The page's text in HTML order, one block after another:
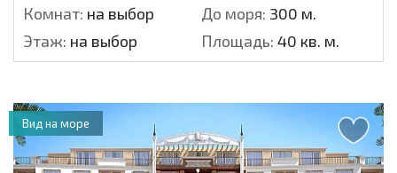
Комнат: на выбор До моря: 300 м.
Этаж: на выбор Площадь: 40 кв. м.
Вид на море